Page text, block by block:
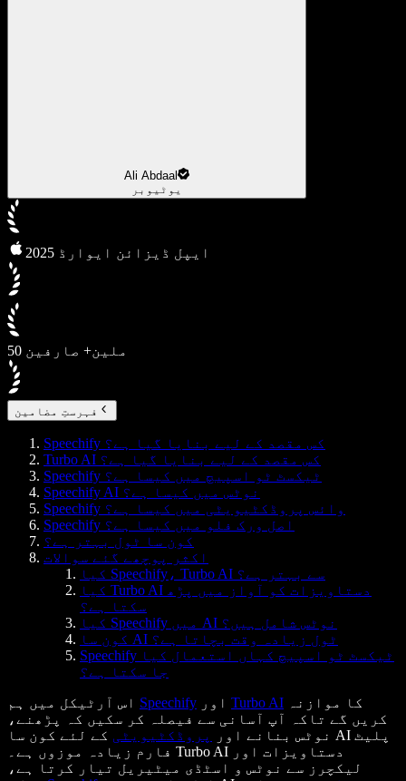
Ali Abdaal
یوٹیوبر
2025 ایپل ڈیزائن ایوارڈ
50 ملین+ صارفین
فہرستِ مضامین
Speechify کس مقصد کے لیے بنایا گیا ہے؟
Turbo AI کس مقصد کے لیے بنایا گیا ہے؟
Speechify ٹیکسٹ ٹو اسپیچ میں کیسا ہے؟
Speechify AI نوٹس میں کیسا ہے؟
Speechify وائس پروڈکٹیویٹی میں کیسا ہے؟
Speechify اصل ورک فلو میں کیسا ہے؟
کون سا ٹول بہتر ہے؟
اکثر پوچھے گئے سوالات
کیا Speechify، Turbo AI سے بہتر ہے؟
کیا Turbo AI دستاویزات کو آواز میں پڑھ
سکتا ہے؟
کیا Speechify میں AI نوٹس شامل ہیں؟
کون سا AI ٹول زیادہ وقت بچاتا ہے؟
Speechify ٹیکسٹ ٹو اسپیچ کہاں استعمال کیا
جا سکتا ہے؟
Speechify Turbo AI
کریں گے تاکہ آپ آسانی سے فیصلہ کر سکیں کہ پڑھنے،
نوٹس بنانے اور
پروڈکٹیویٹی کے لئے کون سا AI پلیٹ
فارم زیادہ موزوں ہے۔ Turbo AI دستاویزات اور
لیکچرز سے نوٹس و اسٹڈی میٹیریل تیار کرتا ہے،